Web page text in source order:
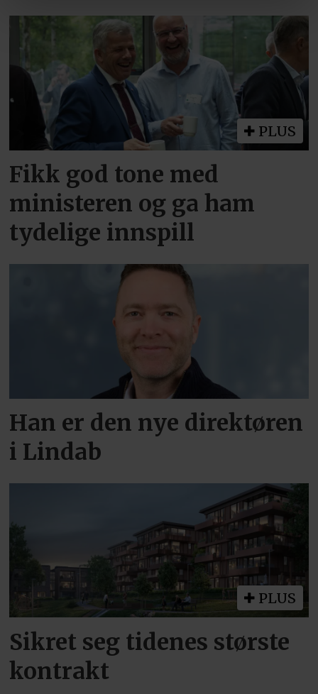
PLUS
Fikk god tone med
ministeren og ga ham
tydelige innspill
Han er den nye direktøren
i Lindab
PLUS
Sikret seg tidenes største
kontrakt